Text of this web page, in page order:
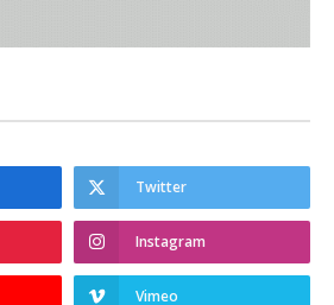
Twitter
Instagram
Vimeo